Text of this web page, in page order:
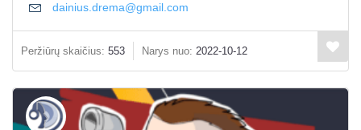
dainius.drema@gmail.com
Peržiūrų skaičius: 553 Narys nuo: 2022-10-12